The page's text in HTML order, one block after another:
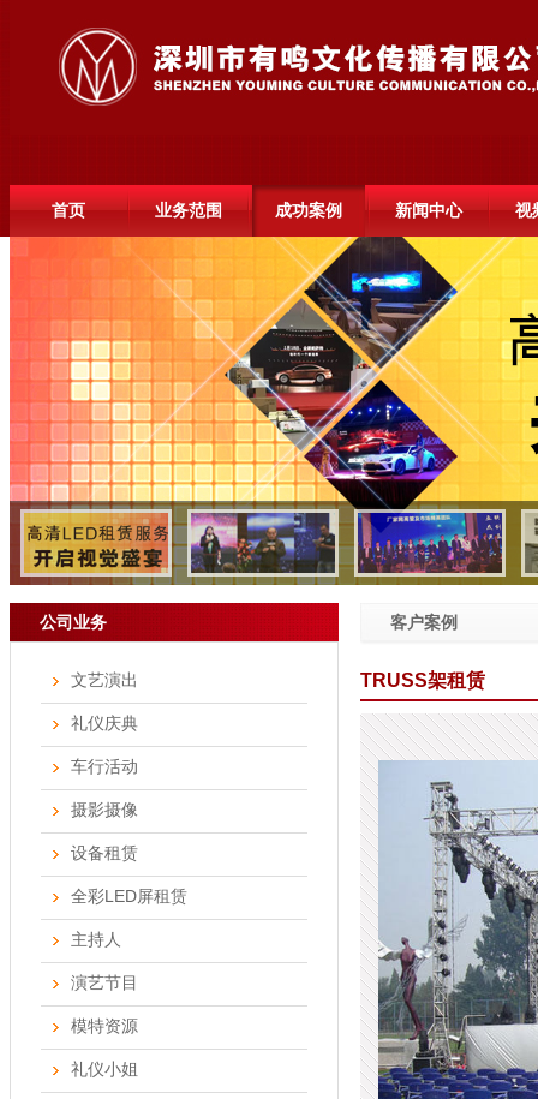
首页 业务范围 成功案例 新闻中心 视
公司业务
文艺演出
礼仪庆典
车行活动
摄影摄像
设备租赁
全彩LED屏租赁
主持人
演艺节目
模特资源
礼仪小姐
客户案例
TRUSS架租赁